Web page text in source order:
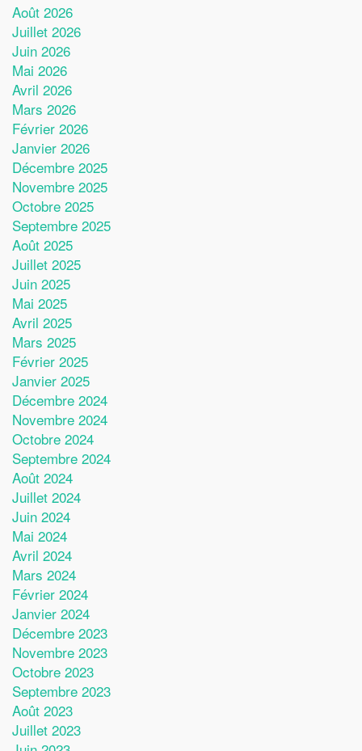
Août 2026
Juillet 2026
Juin 2026
Mai 2026
Avril 2026
Mars 2026
Février 2026
Janvier 2026
Décembre 2025
Novembre 2025
Octobre 2025
Septembre 2025
Août 2025
Juillet 2025
Juin 2025
Mai 2025
Avril 2025
Mars 2025
Février 2025
Janvier 2025
Décembre 2024
Novembre 2024
Octobre 2024
Septembre 2024
Août 2024
Juillet 2024
Juin 2024
Mai 2024
Avril 2024
Mars 2024
Février 2024
Janvier 2024
Décembre 2023
Novembre 2023
Octobre 2023
Septembre 2023
Août 2023
Juillet 2023